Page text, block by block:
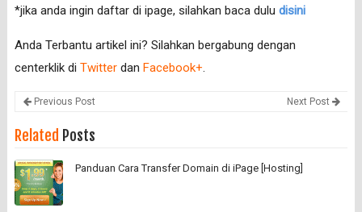
*jika anda ingin daftar di ipage, silahkan baca dulu disini
Anda Terbantu artikel ini? Silahkan bergabung dengan
centerklik di Twitterdan Facebook+.
Previous Post Next Post
Related Posts
Panduan Cara Transfer Domain di iPage [Hosting]